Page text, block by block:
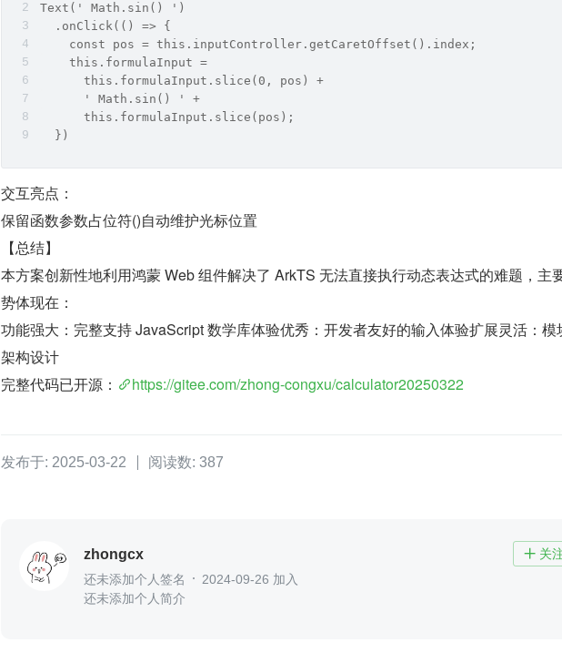
Text(' Math.sin() ')
  .onClick(() => {
    const pos = this.inputController.getCaretOffset().index;
    this.formulaInput =
      this.formulaInput.slice(0, pos) +
      ' Math.sin() ' +
      this.formulaInput.slice(pos);
  })
交互亮点：
保留函数参数占位符()自动维护光标位置
【总结】
本方案创新性地利用鸿蒙 Web 组件解决了 ArkTS 无法直接执行动态表达式的难题，主
势体现在：
功能强大：完整支持 JavaScript 数学库体验优秀：开发者友好的输入体验扩展灵活：模
架构设计
完整代码已开源：
https://gitee.com/zhong-congxu/calculator20250322
发布于: 2025-03-22 阅读数: 387
zhongcx  关
还未添加个人签名
2024-09-26 加入
还未添加个人简介